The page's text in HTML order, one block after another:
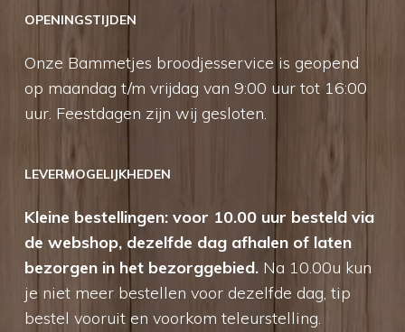
OPENINGSTIJDEN
Onze Bammetjes broodjesservice is geopend
op maandag t/m vrijdag van 9:00 uur tot 16:00
uur. Feestdagen zijn wij gesloten.
LEVERMOGELIJKHEDEN
Kleine bestellingen: voor 10.00 uur besteld via
de webshop, dezelfde dag afhalen of laten
bezorgen in het bezorggebied.Na 10.00u kun
je niet meer bestellen voor dezelfde dag, tip
bestel vooruit en voorkom teleurstelling.